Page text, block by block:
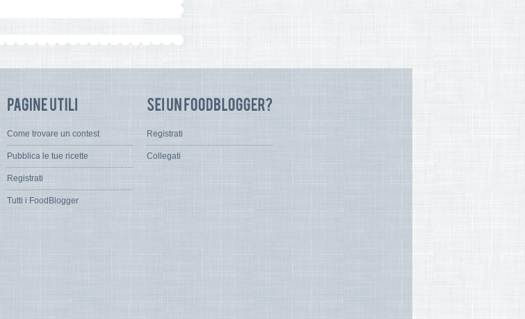
Come trovare un contest
Pubblica le tue ricette
Registrati
Tutti i FoodBlogger
Registrati
Collegati